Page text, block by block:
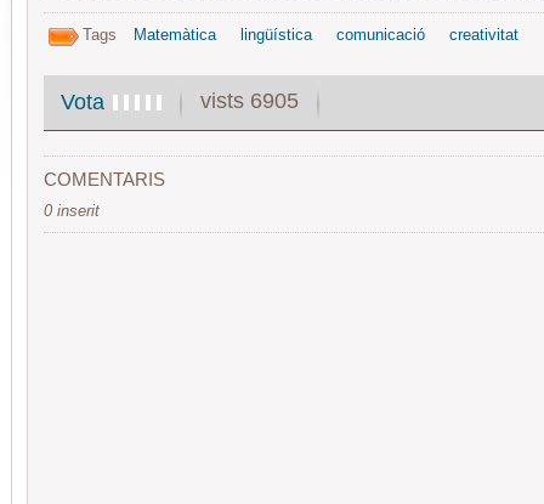
Tags Matemàtica lingüística comunicació creativitat
Vota vists 6905
COMENTARIS
0 inserit